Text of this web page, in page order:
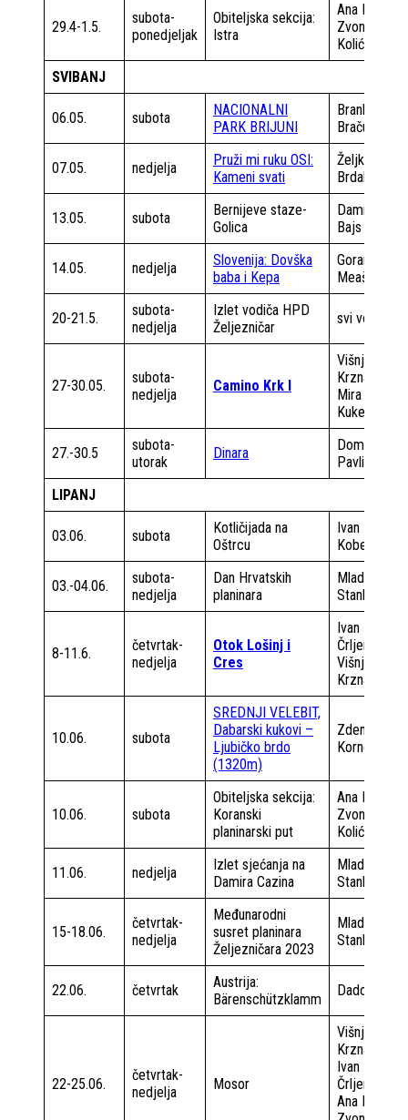
29.4-1.5.
subota-
ponedjeljak
Obiteljska sekcija:
Istra
Ana Milin
Zvonko
Kolić
SVIBANJ
06.05. subota
NACIONALNI
PARK BRIJUNI
Brankica
Bračun
07.05. nedjelja
Pruži mi ruku OSI:
Kameni svati
Željko
Brdal
13.05. subota
Bernijeve staze-
Golica
Damir
Bajs
14.05. nedjelja
Slovenija: Dovška
baba i Kepa
Goran
Meašić
20-21.5.
subota-
nedjelja
Izlet vodiča HPD
Željezničar
svi vodiči
27-30.05.
subota-
nedjelja
Camino Krk I
Višnja
Krznarić
Mira
Kukec
27.-30.5
subota-
utorak
Dinara
Domagoj
Pavlin
LIPANJ
03.06. subota
Kotličijada na
Oštrcu
Ivan
Kobeščak
03.-04.06.
subota-
nedjelja
Dan Hrvatskih
planinara
Mladen
Stanković
8-11.6.
četvrtak-
nedjelja
Otok Lošinj i
Cres
Ivan
Črljenec
Višnja
Krznarić
10.06. subota
SREDNJI VELEBIT,
Dabarski kukovi –
Ljubičko brdo
(1320m)
Zdenko
Kornet
10.06. subota
Obiteljska sekcija:
Koranski
planinarski put
Ana Milin
Zvonko
Kolić
11.06. nedjelja
Izlet sjećanja na
Damira Cazina
Mladen
Stanković
15-18.06.
četvrtak-
nedjelja
Međunarodni
susret planinara
Željezničara 2023
Mladen
Stanković
22.06. četvrtak
Austrija:
Bärenschützklamm
Dado Ulipi
22-25.06.
četvrtak-
nedjelja
Mosor
Višnja
Krznarić
Ivan
Črljenec
Ana Milin